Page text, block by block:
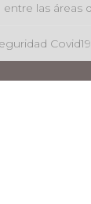
las áreas
Covid19